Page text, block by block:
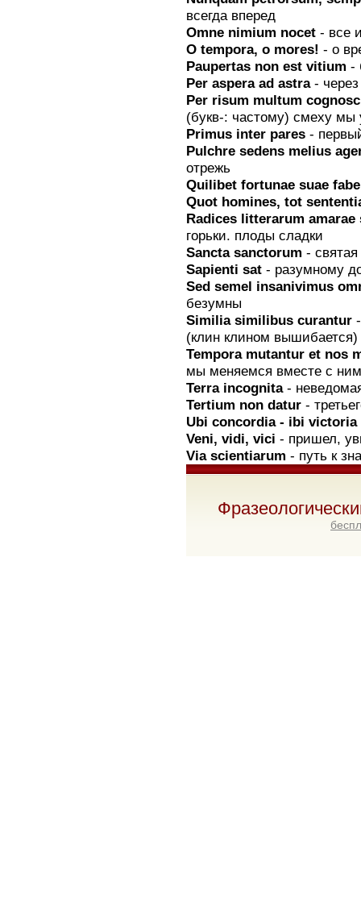
всегда вперед
Omne nimium nocet- все
О tempora, о mores! - о
Paupertas nоn est vitium -
Per aspera ad astra- через
Per risum multum
(букв-: частому) смеху мы
Primus inter pares -
Pulchre sedens melius
отрежь
Quilibet fortunae suae
Quot homines, tot
Radices litterarum
горьки. плоды сладки
Sancta sanctorum -
Sapienti sat- разумному
Sed semel insanivimus
безумны
Similia similibus curantur-
(клин клином вышибается)
Tempora mutantur et nos
мы меняемся вместе с
Terra incognita-
Tertium nоn datur-
Ubi concordia - ibi victoria
Veni, vidi, vici - пришел,
Via scientiarum - путь к